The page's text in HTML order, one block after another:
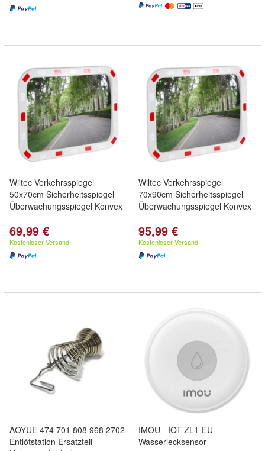
Wiltec Verkehrsspiegel
50x70cm Sicherheitsspiegel
Überwachungsspiegel Konvex
69,99 €
Kostenloser Versand
Wiltec Verkehrsspiegel
70x90cm Sicherheitsspiegel
Überwachungsspiegel Konvex
95,99 €
Kostenloser Versand
AOYUE 474 701 808 968 2702
Entlötstation Ersatzteil
IMOU - IOT-ZL1-EU -
Wasserlecksensor